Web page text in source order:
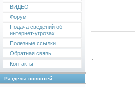
ВИДЕО
Форум
Подача сведений об
интернет-угрозах
Полезные ссылки
Обратная связь
Контакты
Разделы новостей